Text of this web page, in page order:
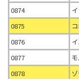
0874
0875
0876
0877
0878